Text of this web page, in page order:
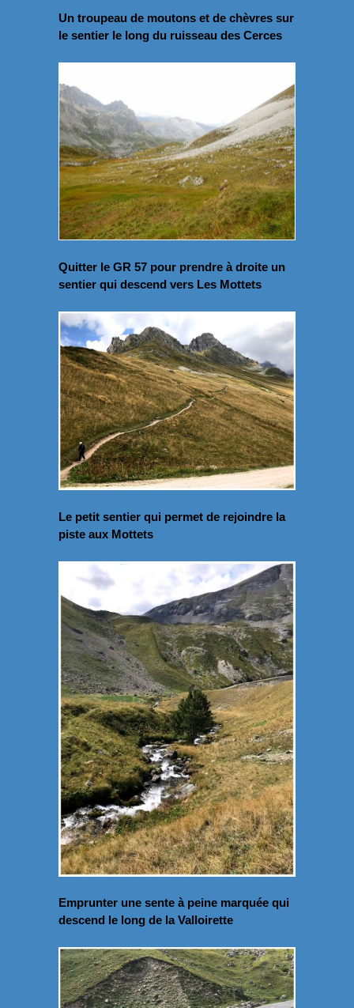
Un troupeau de moutons et de chèvres sur
le sentier le long du ruisseau des Cerces
Quitter le GR 57 pour prendre à droite un
sentier qui descend vers Les Mottets
Le petit sentier qui permet de rejoindre la
piste aux Mottets
Emprunter une sente à peine marquée qui
descend le long de la Valloirette